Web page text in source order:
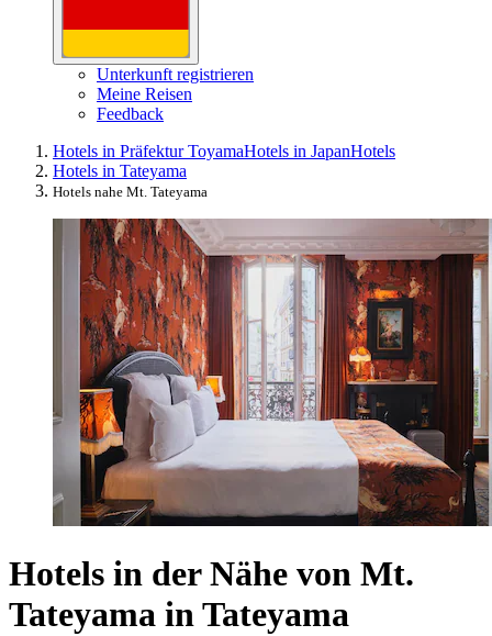
Unterkunft registrieren
Meine Reisen
Feedback
Hotels in Präfektur ToyamaHotels in JapanHotels
Hotels in Tateyama
Hotels nahe Mt. Tateyama
Hotels in der Nähe von Mt.
Tateyama in Tateyama